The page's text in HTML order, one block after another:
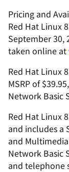
Pricing and
Red Hat Linux
September 30,
taken online at
Red Hat Linux
MSRP of
Network Basic
Red Hat Linux
and includes a
and
Network Basic
and telephone